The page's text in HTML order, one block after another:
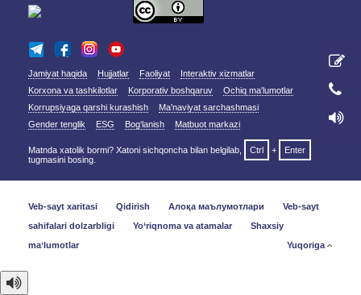
Jamiyat haqida Hujjatlar Faoliyat
Interaktiv xizmatlar
Korxona va tashkilotlar
Korporativ boshqaruv
Ochiq ma'lumotlar
Korrupsiyaga qarshi kurashish
Ma'naviyat sarchashmasi
Gender tenglik
ESG Bog‘lanish Matbuot markazi
Matnda xatolik bormi? Xatoni sichqoncha bilan belgilab, Ctrl +
Enter
tugmasini bosing.
Veb-sayt xaritasi Qidirish Алоқа маълумотлари
Veb-sayt
sahifalari dolzarbligi
Yo‘riqnoma va atamalar
Shaxsiy
maʼlumotlar
Yuqoriga